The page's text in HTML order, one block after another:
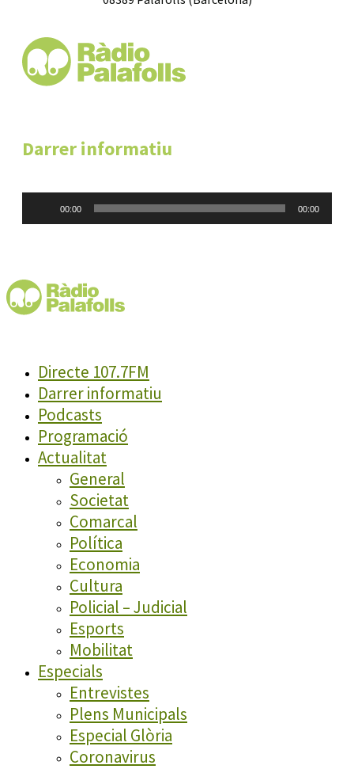
Darrer informatiu
00:00 00:00
Directe 107.7FM
Darrer informatiu
Podcasts
Programació
Actualitat
General
Societat
Comarcal
Política
Economia
Cultura
Policial – Judicial
Esports
Mobilitat
Especials
Entrevistes
Plens Municipals
Especial Glòria
Coronavirus